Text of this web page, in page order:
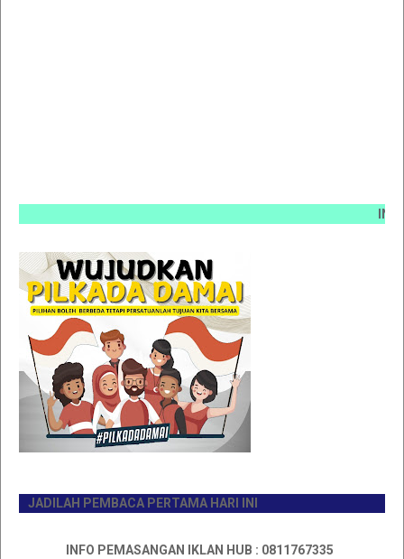
INFO
PEMBACA PERTAMA HARI INI
INFO PEMASANGAN IKLAN HUB : 0811767335